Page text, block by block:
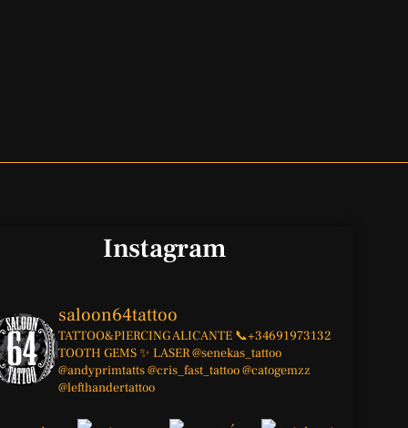
Instagram
saloon64tattoo
TATTOO&PIERCINGALICANTE 📞+34691973132
TOOTH GEMS ✨ LASER@senekas_tattoo
@andyprimtatts@cris_fast_tattoo@catogemzz
@lefthandertattoo